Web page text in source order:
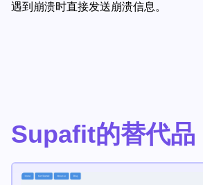
遇到崩溃时直接发送崩溃信息。
Supafit的替代品